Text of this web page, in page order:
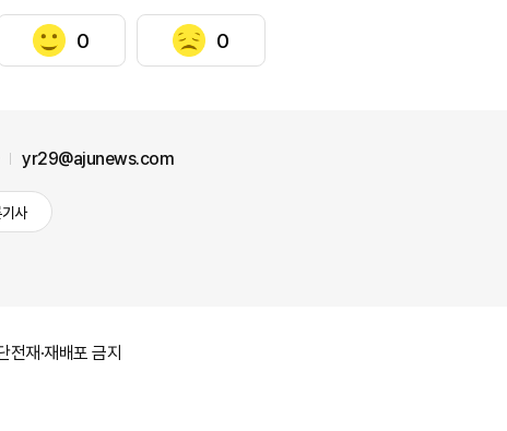
0 0
yr29@ajunews.com
사
재·재배포 금지